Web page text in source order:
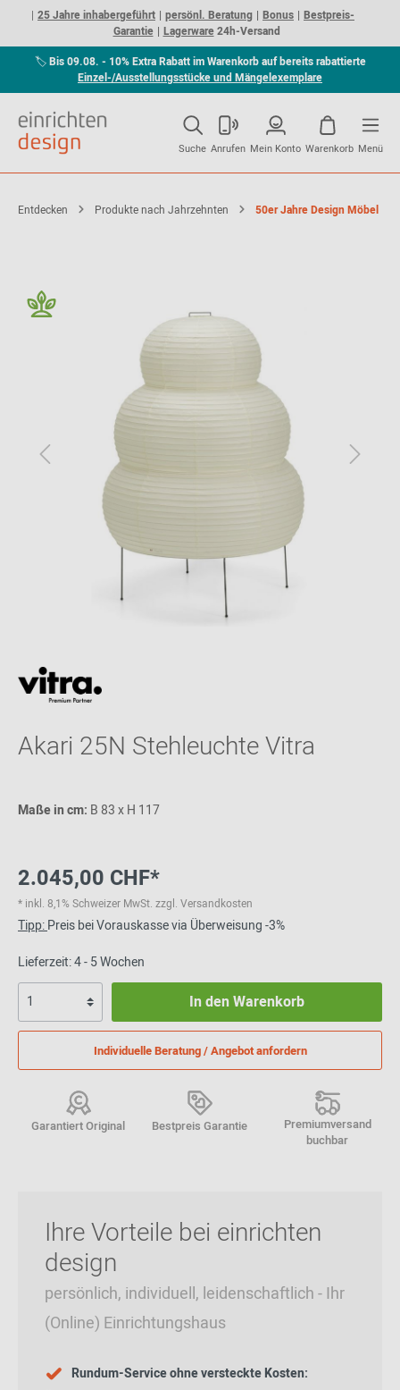
25 Jahre inhabergeführt persönl. Beratung Bonus
Bestpreis-
Garantie
Lagerware24h-Versand
🏷Bis 09.08. - 10% Extra Rabatt im Warenkorb auf bereits rabattierte
Einzel-/Ausstellungsstücke und Mängelexemplare
Suche Anrufen Mein Konto Warenkorb Menü
Entdecken Produkte nach Jahrzehnten 50er Jahre Design Möbel
Akari 25N Stehleuchte Vitra
Maße in cm: B 83 x H 117
2.045,00 CHF*
* inkl. 8,1% Schweizer MwSt. zzgl. Versandkosten
Tipp:Preis bei Vorauskasse via Überweisung -3%
Lieferzeit: 4 - 5 Wochen
In den Warenkorb
Individuelle Beratung / Angebot anfordern
Garantiert Original Bestpreis Garantie
Premiumversand
buchbar
Ihre Vorteile bei einrichten
design
persönlich, individuell, leidenschaftlich - Ihr
(Online) Einrichtungshaus
Rundum-Service ohne versteckte Kosten: